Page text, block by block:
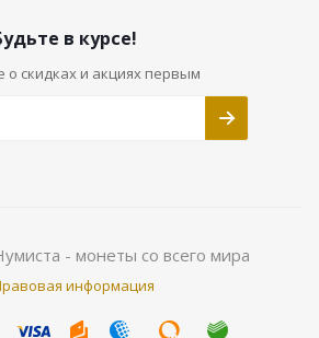
в курсе!
о скидках и акциях первым
- монеты со всего мира
информация